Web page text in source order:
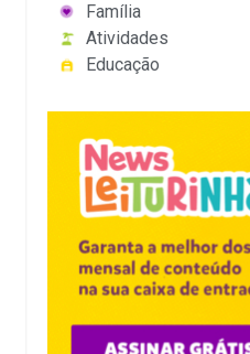
Família
Atividades
Educação